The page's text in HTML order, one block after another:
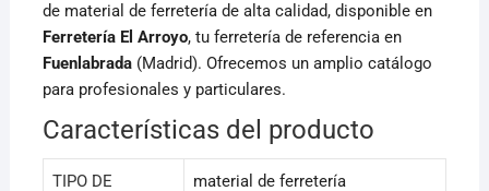
de material de ferretería de alta calidad, disponible en
Ferretería El Arroyo, tu ferretería de referencia en
Fuenlabrada(Madrid). Ofrecemos un amplio catálogo
para profesionales y particulares.
Características del producto
TIPO DE
material de ferretería